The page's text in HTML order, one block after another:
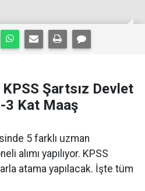
Şartsız Devlet
3 Kat Maaş
5 farklı uzman
alımı yapılıyor. KPSS
atama yapılacak. İşte tüm